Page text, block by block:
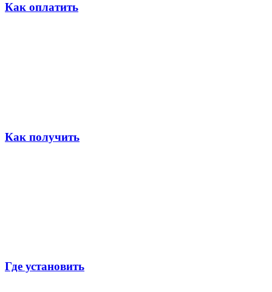
Как оплатить
Как получить
Где установить